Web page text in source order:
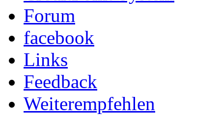
Forum
facebook
Links
Feedback
Weiterempfehlen